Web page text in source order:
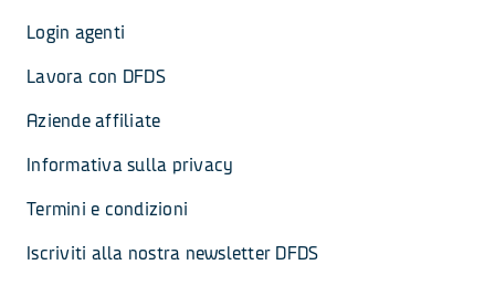
Login agenti
Lavora con DFDS
Aziende affiliate
Informativa sulla privacy
Termini e condizioni
Iscriviti alla nostra newsletter DFDS